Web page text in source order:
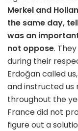
Merkel and
the same day,
was an
not oppose.
during their
Erdoğan called
and instructed us
throughout the
France did not
figure out a